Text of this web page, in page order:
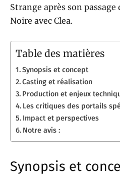
Strange après son
Noire avec Clea.
Table des matières
Synopsis et concept
Casting et réalisation
Production et enjeux
Les critiques des portails
Impact et perspectives
Notre avis :
Synopsis et